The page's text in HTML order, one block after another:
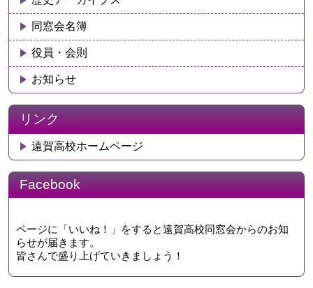
同窓会名簿
役員・会則
お知らせ
リンク
遠賀高校ホームページ
Facebook
ページに「いいね！」をすると遠賀高校同窓会からのお知
らせが届きます。
皆さんで盛り上げていきましょう！